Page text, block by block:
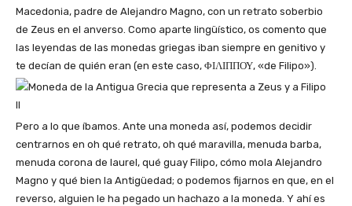
Macedonia, padre de Alejandro Magno, con un retrato soberbio
de Zeus en el anverso. Como aparte lingüístico, os comento que
las leyendas de las monedas griegas iban siempre en genitivo y
te decían de quién eran (en este caso, ΦΙΛΙΠΠΟΥ, «de Filipo»).
Pero a lo que íbamos. Ante una moneda así, podemos decidir
centrarnos en oh qué retrato, oh qué maravilla, menuda barba,
menuda corona de laurel, qué guay Filipo, cómo mola Alejandro
Magno y qué bien la Antigüedad; o podemos fijarnos en que, en el
reverso, alguien le ha pegado un hachazo a la moneda. Y ahí es